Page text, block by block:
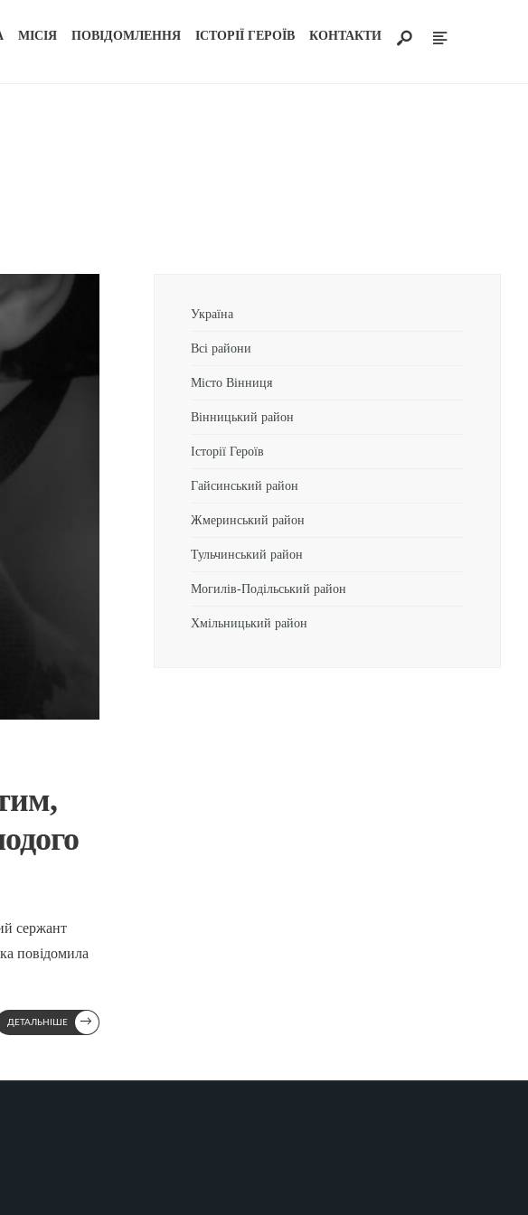
МІСІЯ ПОВІДОМЛЕННЯ ІСТОРІЇ ГЕРОЇВ КОНТАКТИ
сержант
повідомила
ДЕТАЛЬНІШЕ →
Україна
Всі райони
Місто Вінниця
Вінницький район
Історії Героїв
Гайсинський район
Жмеринський район
Тульчинський район
Могилів-Подільський район
Хмільницький район